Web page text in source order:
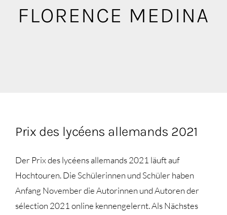
FLORENCE MEDINA
Prix des lycéens allemands 2021
Der Prix des lycéens allemands 2021 läuft auf
Hochtouren. Die Schülerinnen und Schüler haben
Anfang November die Autorinnen und Autoren der
sélection 2021 online kennengelernt. Als Nächstes